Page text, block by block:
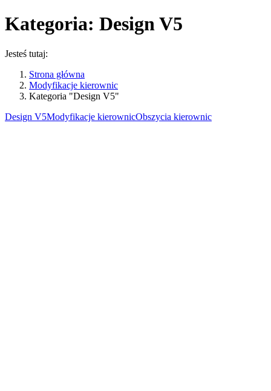
Kategoria: Design V5
Jesteś tutaj:
Strona główna
Modyfikacje kierownic
Kategoria "Design V5"
Design V5Modyfikacje kierownicObszycia kierownic